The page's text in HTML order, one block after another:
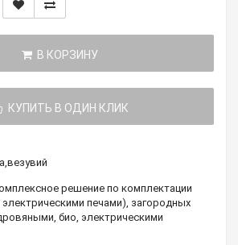
В КОРЗИНУ
КУПИТЬ В ОДИН КЛИК
,везувий
решение по комплектации
печами), загородных
био, электрическими